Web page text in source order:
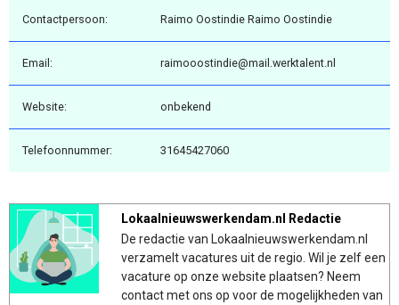
Contactpersoon: Raimo Oostindie Raimo Oostindie
Email: raimooostindie@mail.werktalent.nl
Website: onbekend
Telefoonnummer: 31645427060
Lokaalnieuwswerkendam.nl Redactie
De redactie van Lokaalnieuwswerkendam.nl
verzamelt vacatures uit de regio. Wil je zelf een
vacature op onze website plaatsen? Neem
contact met ons op voor de mogelijkheden van